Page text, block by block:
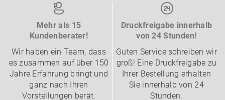
Mehr als 15
Kundenberater!
Wir haben ein Team, dass
es zusammen auf über 150
Jahre Erfahrung bringt und
ganz nach Ihren
Vorstellungen berät.
Druckfreigabe innerhalb
von 24 Stunden!
Guten Service schreiben wir
groß! Eine Druckfreigabe zu
Ihrer Bestellung erhalten
Sie innerhalb von 24
Stunden.